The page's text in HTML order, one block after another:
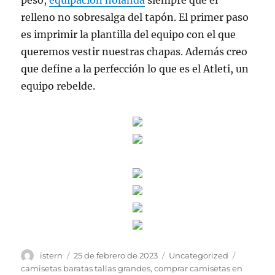
relleno no sobresalga del tapón. El primer paso
es imprimir la plantilla del equipo con el que
queremos vestir nuestras chapas. Además creo
que define a la perfección lo que es el Atleti, un
equipo rebelde.
Autor
istern
Publicado
el
25 de febrero de 2023 Categorías
Uncategorized
camisetas baratas tallas grandes,comprar camisetas en